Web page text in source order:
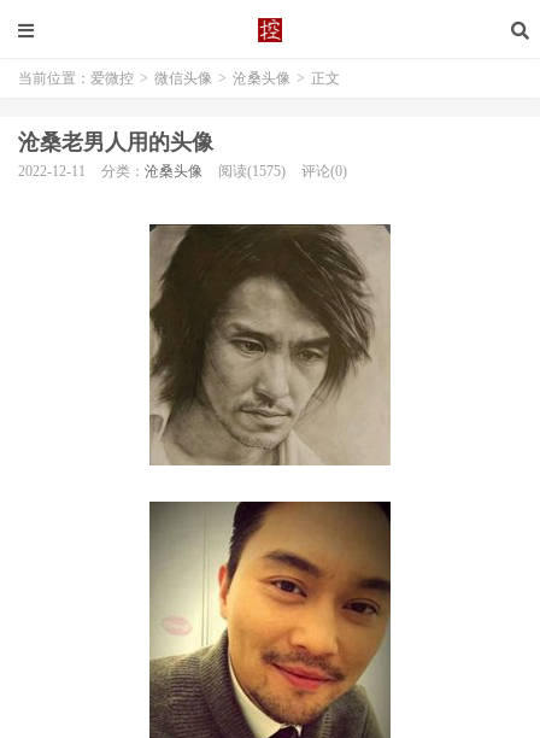
当前位置： 爱微控 > 微信头像 > 沧桑头像 > 正文
沧桑老男人用的头像
2022-12-11 分类： 沧桑头像 阅读(1575) 评论(0)